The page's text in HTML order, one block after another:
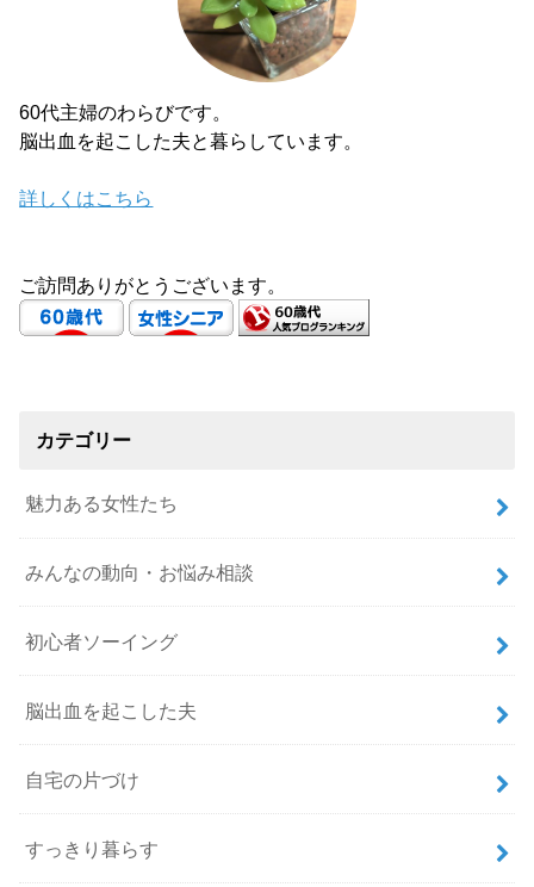
60代主婦のわらびです。
脳出血を起こした夫と暮らしています。
詳しくはこちら
ご訪問ありがとうございます。
カテゴリー
魅力ある女性たち
みんなの動向・お悩み相談
初心者ソーイング
脳出血を起こした夫
自宅の片づけ
すっきり暮らす